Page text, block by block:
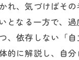
れ、気づけばそ
となる一方で、
、依存しない「
的に解説し、自